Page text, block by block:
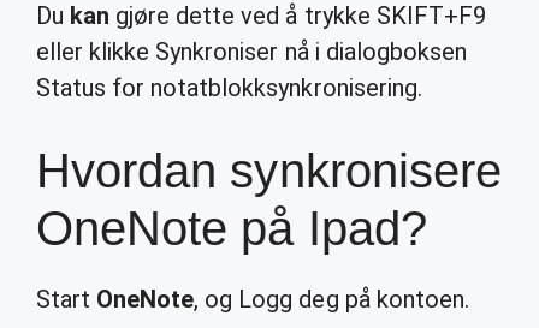
Du kan gjøre dette ved å trykke SKIFT+F9
eller klikke Synkroniser nå i dialogboksen
Status for notatblokksynkronisering.
Hvordan synkronisere
OneNote på Ipad?
Start OneNote, og Logg deg på kontoen.